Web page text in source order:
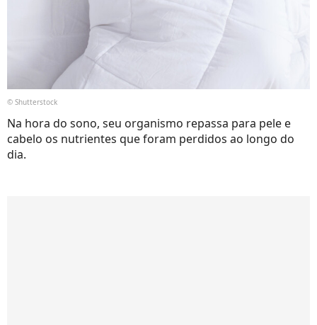
© Shutterstock
Na hora do sono, seu organismo repassa para pele e
cabelo os nutrientes que foram perdidos ao longo do
dia.